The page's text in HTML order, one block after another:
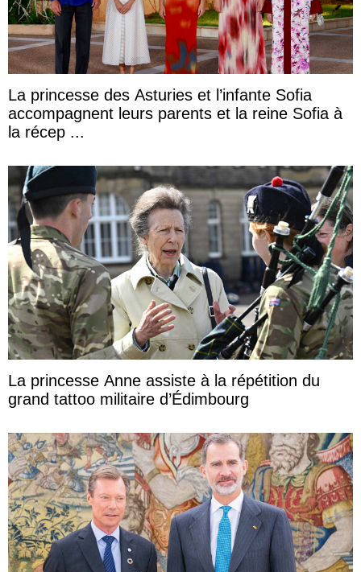
La princesse des Asturies et l’infante Sofia
accompagnent leurs parents et la reine Sofia à
la récep ...
La princesse Anne assiste à la répétition du
grand tattoo militaire d’Édimbourg